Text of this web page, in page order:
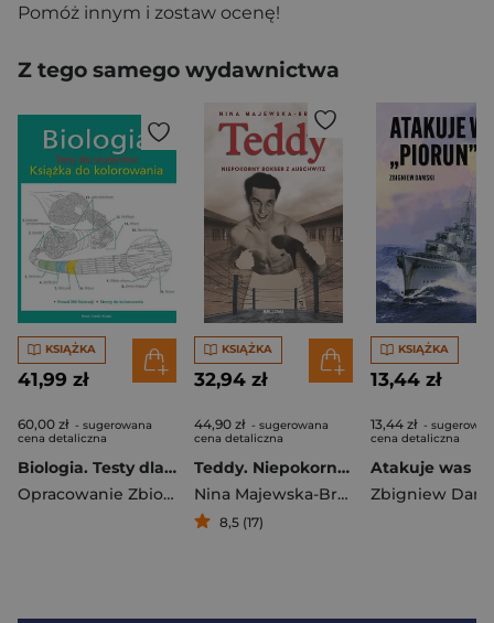
Pomóż innym i zostaw ocenę!
Z tego samego wydawnictwa
KSIĄŻKA
41,99 zł
60,00 zł - sugerowana
cena detaliczna
Biologia. Testy dla studentów. Książka do kolorowania
Opracowanie Zbiorowe
KSIĄŻKA
32,94 zł
44,90 zł - sugerowana
cena detaliczna
Teddy. Niepokorny bokser z Auschwitz
Nina Majewska-Brown
8,5 (17)
KSIĄŻKA
13,44 zł
13,44 zł -
cena detaliczna
Atakuje was
Zbigniew